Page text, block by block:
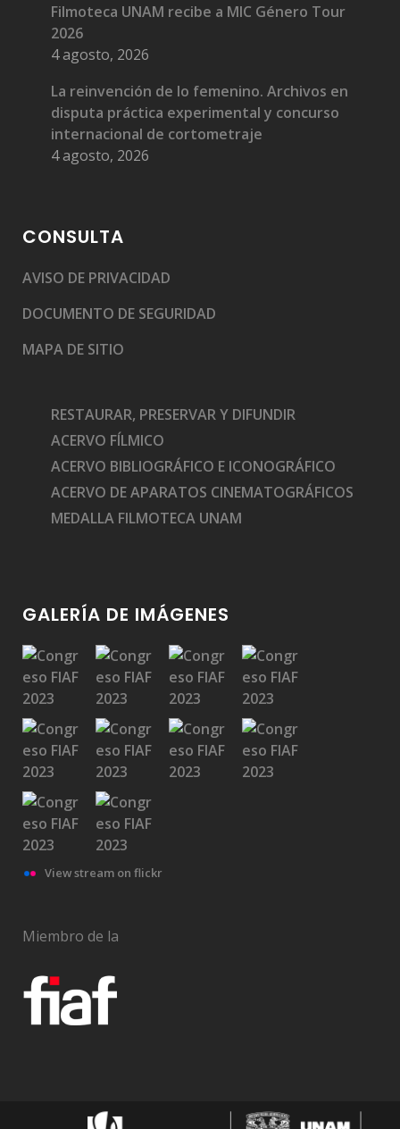
Filmoteca UNAM recibe a MIC Género Tour
2026
4 agosto, 2026
La reinvención de lo femenino. Archivos en
disputa práctica experimental y concurso
internacional de cortometraje
4 agosto, 2026
CONSULTA
AVISO DE PRIVACIDAD
DOCUMENTO DE SEGURIDAD
MAPA DE SITIO
RESTAURAR, PRESERVAR Y DIFUNDIR
ACERVO FÍLMICO
ACERVO BIBLIOGRÁFICO E ICONOGRÁFICO
ACERVO DE APARATOS CINEMATOGRÁFICOS
MEDALLA FILMOTECA UNAM
GALERÍA DE IMÁGENES
View stream on flickr
Miembro de la